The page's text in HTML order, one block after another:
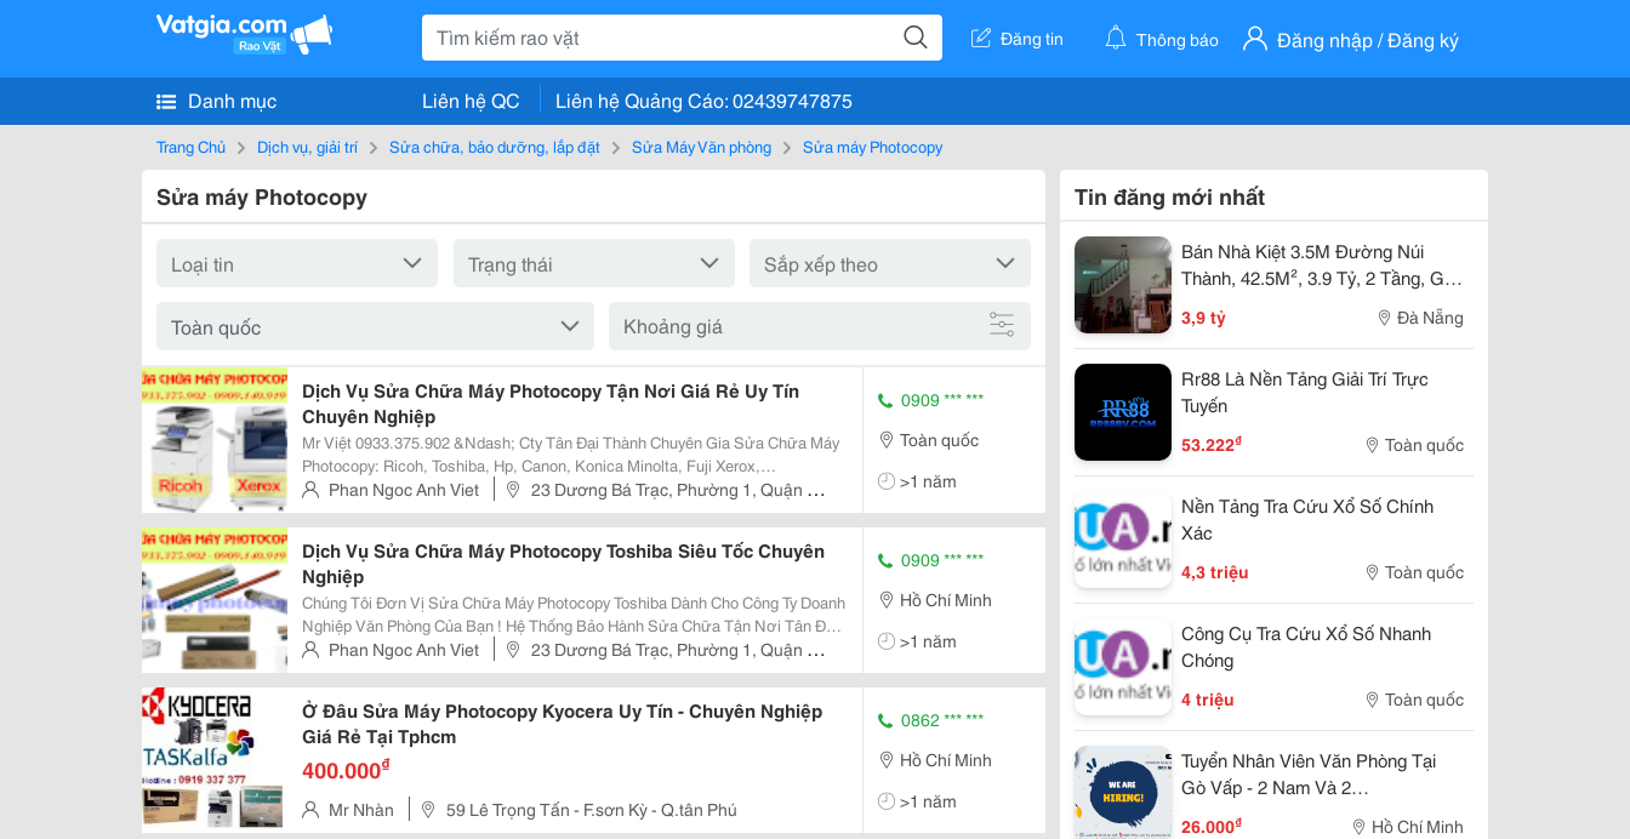
Đăng tin Thông báo Đăng nhập / Đăng ký
Danh mục Liên hệ QC Liên hệ Quảng Cáo: 02439747875
Trang Chủ Dịch vụ, giải trí Sửa chữa, bảo dưỡng, lắp đặt Sửa Máy Văn phòng Sửa máy Photocopy
Sửa máy Photocopy
Khoảng giá
Dịch Vụ Sửa Chữa Máy Photocopy Tận Nơi Giá Rẻ Uy Tín
Chuyên Nghiệp
Mr Việt 0933.375.902 &Ndash; Cty Tân Đại Thành Chuyên Gia Sửa Chữa Máy
Photocopy: Ricoh, Toshiba, Hp, Canon, Konica Minolta, Fuji Xerox,
Kyocera&Hellip; Chuyên Nghiệp Uy Tín Giá Rẻ Dịch Vụ Sửa Chữa Máy
Photocopy Tận Nơi Bạn Đang Tìm Kiếm Dịch Vụ...
Phan Ngoc Anh Viet
23 Dương Bá Trạc, Phường 1, Quận 8,
Hồ Chí Minh, Việt Nam
0909 *** ***
Toàn quốc
>1 năm
Dịch Vụ Sửa Chữa Máy Photocopy Toshiba Siêu Tốc Chuyên
Nghiệp
Chúng Tôi Đơn Vị Sửa Chữa Máy Photocopy Toshiba Dành Cho Công Ty Doanh
Nghiệp Văn Phòng Của Bạn ! Hệ Thống Bảo Hành Sửa Chữa Tận Nơi Tân Đại
Thành Có Thể Giúp Đáp Ứng Tất Cả Các Nhu Cầu Sửa Chữa Máy Photocopy
Toshiba Hoặc Sửa Chữa Máy In Toshiba...
Phan Ngoc Anh Viet
23 Dương Bá Trạc, Phường 1, Quận 8,
Hồ Chí Minh, Việt Nam
0909 *** ***
Hồ Chí Minh
>1 năm
Ở Đâu Sửa Máy Photocopy Kyocera Uy Tín - Chuyên Nghiệp
Giá Rẻ Tại Tphcm
400.000₫
Mr Nhàn 59 Lê Trọng Tấn - F.sơn Kỳ - Q.tân Phú
0862 *** ***
Hồ Chí Minh
>1 năm
Tin đăng mới nhất
Bán Nhà Kiệt 3.5M Đường Núi
Thành, 42.5M², 3.9 Tỷ, 2 Tầng, Gần
3,9 tỷ Đà Nẵng
Rr88 Là Nền Tảng Giải Trí Trực
Tuyến
53.222₫ Toàn quốc
Nền Tảng Tra Cứu Xổ Số Chính
Xác
4,3 triệu Toàn quốc
Công Cụ Tra Cứu Xổ Số Nhanh
Chóng
4 triệu Toàn quốc
Tuyển Nhân Viên Văn Phòng Tại
Gò Vấp - 2 Nam Và 2
Nữ!!!!!!!!!!!!!Svt
26.000₫ Hồ Chí Minh